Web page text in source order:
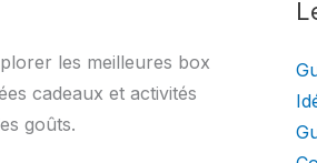
les meilleures box
cadeaux et activités
goûts.